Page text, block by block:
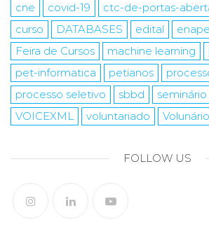
cne covid-19 ctc-de-portas-
curso
DATABASES edital
Feira de Cursos
machine learning
pet-informatica
petianos
processo seletivo
sbbd seminário
VOICEXML
voluntariado
FOLLOW US